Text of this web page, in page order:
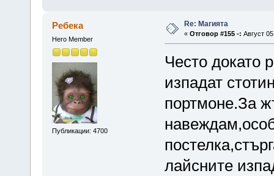
Ребека
Hero Member
Публикации: 4700
Re: Магията
« Отговор #155 -: Август
Често докато
изпадат
портмоне.За
лайсните